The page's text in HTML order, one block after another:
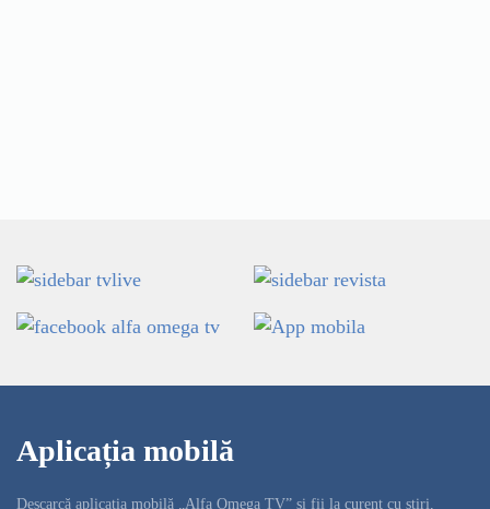
Aplicația mobilă
Descarcă aplicația mobilă „Alfa Omega TV” și fii la curent cu știri,